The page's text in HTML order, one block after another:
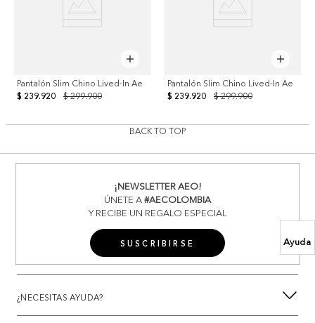
Ayuda
Pantalón Slim Chino Lived-In Ae
$ 299.900
$ 239.920
Pantalón Slim Chino Lived-In Ae
$ 299.900
$ 239.920
BACK TO TOP
¡NEWSLETTER AEO!
ÚNETE A#AECOLOMBIA
Y RECIBE UN REGALO ESPECIAL
SUSCRIBIRSE
¿NECESITAS AYUDA?